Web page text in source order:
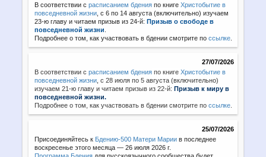
В соответствии срасписанием бдения по книгеХристобытие в
повседневной жизни , с 6 по 14 августа (включительно) изучаем
23-ю главу и читаем призыв из 24-й:Призыв о свободе в
повседневной жизни
Подробнее о том, как участвовать в бдении смотрите поссылке
27/07/2026
В соответствии с расписанием бдения по книгеХристобытие в
повседневной жизни с 28 июля по 5 августа (включительно)
изучаем 21-ю главу и читаем призыв из 22-й:Призыв к миру в
повседневной жизни.
Подробнее о том, как участвовать в бдении смотрите поссылке
25/07/2026
Присоединяйтесь к Бдению-500 Матери Марии в последнее
воскресенье этого месяца — 26 июля 2026 г.
Программа Бдения для русскоязычного сообщества будет